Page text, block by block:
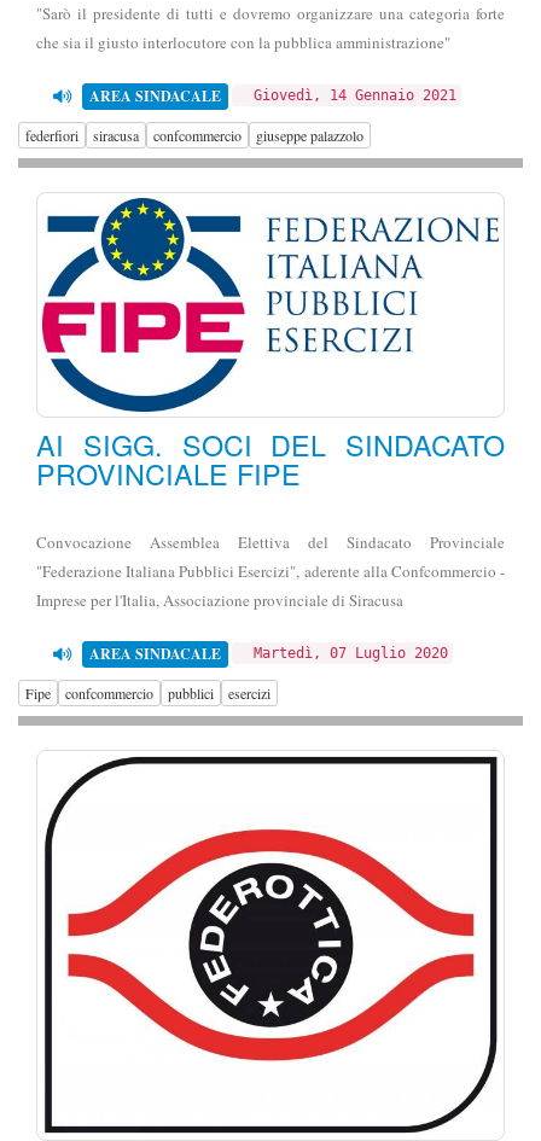
"Sarò il presidente di tutti e dovremo organizzare una categoria forte
che sia il giusto interlocutore con la pubblica amministrazione"
AREA SINDACALE Giovedì, 14 Gennaio 2021
federfiori siracusa confcommercio giuseppe palazzolo
AI SIGG. SOCI DEL SINDACATO
PROVINCIALE FIPE
Convocazione Assemblea Elettiva del Sindacato Provinciale
"Federazione Italiana Pubblici Esercizi", aderente alla Confcommercio -
Imprese per l'Italia, Associazione provinciale di Siracusa
AREA SINDACALE Martedì, 07 Luglio 2020
Fipe confcommercio pubblici esercizi